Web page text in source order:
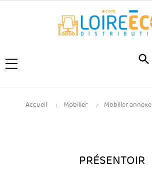
search
Accueil Mobilier Mobilier annexe
PRÉSENTOIR